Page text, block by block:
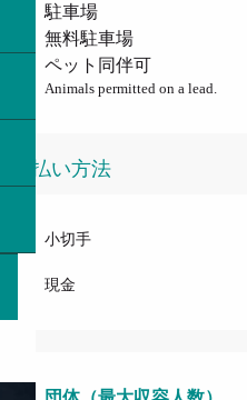
駐車場
無料駐車場
ペット同伴可
Animals permitted on a lead.
支払い方法
小切手
現金